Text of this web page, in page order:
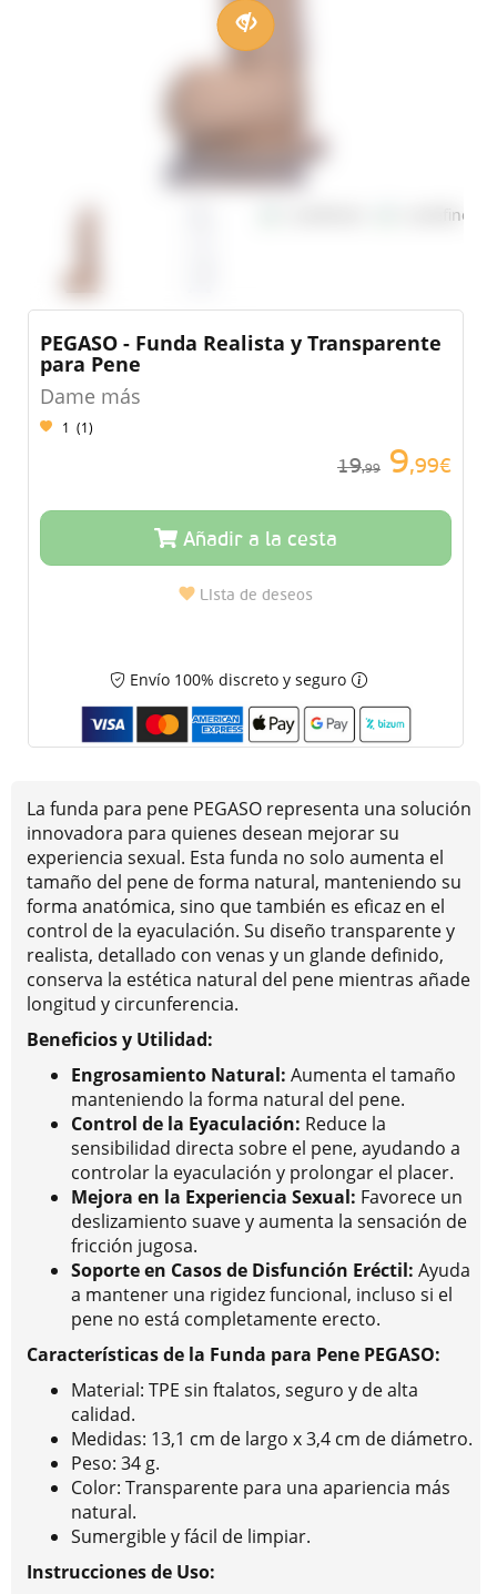
PEGASO - Funda Realista y Transparente
para Pene
Dame más
1 (1)
19,99 9,99€
Añadir a la cesta
Lista de deseos
Envío 100% discreto y seguro
La funda para pene PEGASO representa una solución
innovadora para quienes desean mejorar su
experiencia sexual. Esta funda no solo aumenta el
tamaño del pene de forma natural, manteniendo su
forma anatómica, sino que también es eficaz en el
control de la eyaculación. Su diseño transparente y
realista, detallado con venas y un glande definido,
conserva la estética natural del pene mientras añade
longitud y circunferencia.
Beneficios y Utilidad:
Engrosamiento Natural: Aumenta el tamaño
manteniendo la forma natural del pene.
Control de la Eyaculación: Reduce la
sensibilidad directa sobre el pene, ayudando a
controlar la eyaculación y prolongar el placer.
Mejora en la Experiencia Sexual: Favorece un
deslizamiento suave y aumenta la sensación de
fricción jugosa.
Soporte en Casos de Disfunción Eréctil: Ayuda
a mantener una rigidez funcional, incluso si el
pene no está completamente erecto.
Características de la Funda para Pene PEGASO:
Material: TPE sin ftalatos, seguro y de alta
calidad.
Medidas: 13,1 cm de largo x 3,4 cm de diámetro.
Peso: 34 g.
Color: Transparente para una apariencia más
natural.
Sumergible y fácil de limpiar.
Instrucciones de Uso: